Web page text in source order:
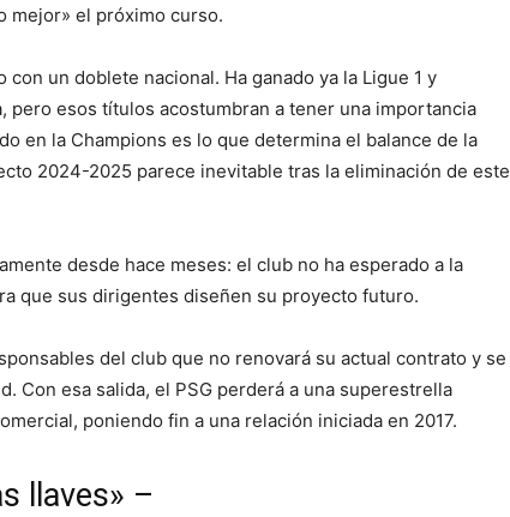
mejor» el próximo curso.
un doblete nacional. Ha ganado ya la Ligue 1 y
pero esos títulos acostumbran a tener una importancia
en la Champions es lo que determina el balance de la
2024-2025 parece inevitable tras la eliminación de este
desde hace meses: el club no ha esperado a la
que sus dirigentes diseñen su proyecto futuro.
del club que no renovará su actual contrato y se
Con esa salida, el PSG perderá a una superestrella
poniendo fin a una relación iniciada en 2017.
llaves» –